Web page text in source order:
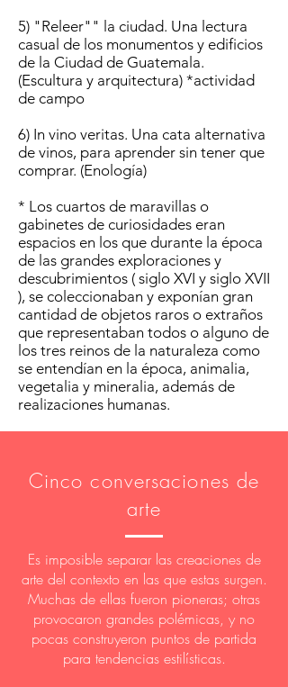
5) "Releer"" la ciudad. Una lectura
casual de los monumentos y edificios
de la Ciudad de Guatemala.
(Escultura y arquitectura) *actividad
de campo
6) In vino veritas. Una cata alternativa
de vinos, para aprender sin tener que
comprar. (Enología)
* Los cuartos de maravillas o
gabinetes de curiosidades eran
espacios en los que durante la época
de las grandes exploraciones y
descubrimientos ( siglo XVI y siglo XVII
), se coleccionaban y exponían gran
cantidad de objetos raros o extraños
que representaban todos o alguno de
los tres reinos de la naturaleza como
se entendían en la época, animalia,
vegetalia y mineralia, además de
realizaciones humanas.
Cinco conversaciones de
arte
Es imposible separar las creaciones de
arte del contexto en las que estas surgen.
Muchas de ellas fueron pioneras; otras
provocaron grandes polémicas, y no
pocas construyeron puntos de partida
para tendencias estilísticas.